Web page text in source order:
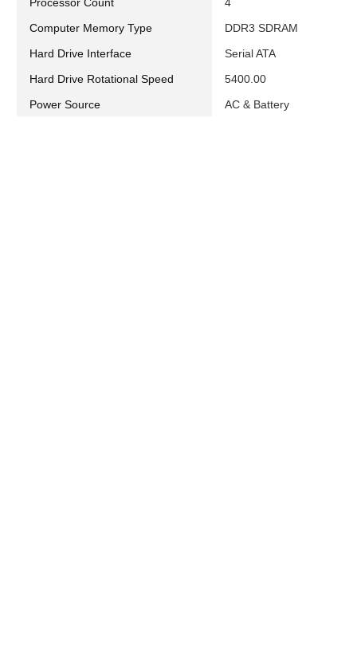
Computer Memory Type
DDR3 SDRAM
Hard Drive Interface
Serial ATA
Hard Drive Rotational Speed
5400.00
Power Source
AC & Battery